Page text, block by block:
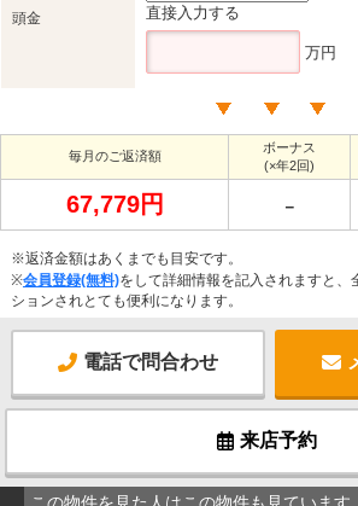
頭金 直接入力する
万円
毎月のご返済額
ボーナス
(×年2回)
67,779円 －
※返済金額はあくまでも目安です。
※会員登録(無料)をして詳細情報を記入されますと、
ションされとても便利になります。
電話で問合わせ
来店予約